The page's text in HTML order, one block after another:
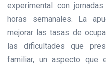
experimental con
horas semanales. La
mejorar las tasas de
las dificultades que
familiar, un aspecto que